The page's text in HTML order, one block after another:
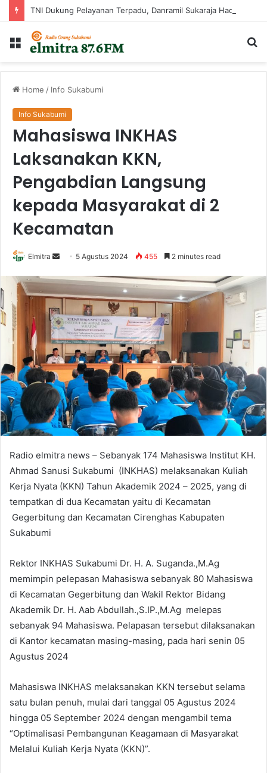
Menu
Home / Info Sukabumi
Info Sukabumi
Mahasiswa INKHAS
Laksanakan KKN,
Pengabdian Langsung
kepada Masyarakat di 2
Kecamatan
Elmitra
Send
email
5 Agustus 2024 455 2 minutes read
Radio elmitra news – Sebanyak 174 Mahasiswa Institut KH.
Ahmad Sanusi Sukabumi (INKHAS) melaksanakan Kuliah
Kerja Nyata (KKN) Tahun Akademik 2024 – 2025, yang di
tempatkan di dua Kecamatan yaitu di Kecamatan
Gegerbitung dan Kecamatan Cirenghas Kabupaten
Sukabumi
Rektor INKHAS Sukabumi Dr. H. A. Suganda.,M.Ag
memimpin pelepasan Mahasiswa sebanyak 80 Mahasiswa
di Kecamatan Gegerbitung dan Wakil Rektor Bidang
Akademik Dr. H. Aab Abdullah.,S.IP.,M.Ag melepas
sebanyak 94 Mahasiswa. Pelapasan tersebut dilaksanakan
di Kantor kecamatan masing-masing, pada hari senin 05
Agustus 2024
Mahasiswa INKHAS melaksanakan KKN tersebut selama
satu bulan penuh, mulai dari tanggal 05 Agustus 2024
hingga 05 September 2024 dengan mengambil tema
“Optimalisasi Pembangunan Keagamaan di Masyarakat
Melalui Kuliah Kerja Nyata (KKN)”.